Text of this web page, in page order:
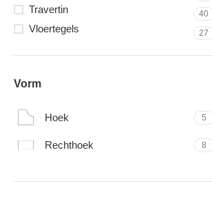
Travertin 40
Vloertegels 27
Vorm
Hoek 5
Rechthoek 8